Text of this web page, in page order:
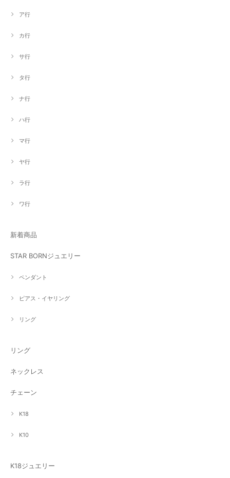
ア行
カ行
サ行
タ行
ナ行
ハ行
マ行
ヤ行
ラ行
ワ行
新着商品
STAR BORNジュエリー
ペンダント
ピアス・イヤリング
リング
リング
ネックレス
チェーン
K18
K10
K18ジュエリー